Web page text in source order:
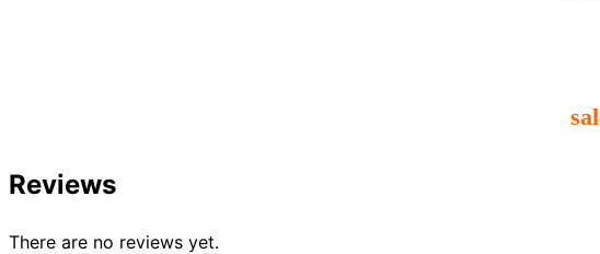
Reviews
There are no reviews yet.